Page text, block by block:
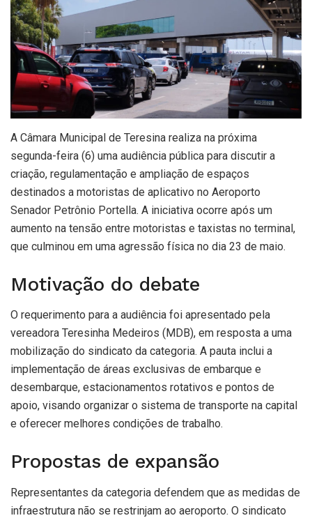
A Câmara Municipal de Teresina realiza na próxima
segunda-feira (6) uma audiência pública para discutir a
criação, regulamentação e ampliação de espaços
destinados a motoristas de aplicativo no Aeroporto
Senador Petrônio Portella. A iniciativa ocorre após um
aumento na tensão entre motoristas e taxistas no terminal,
que culminou em uma agressão física no dia 23 de maio.
Motivação do debate
O requerimento para a audiência foi apresentado pela
vereadora Teresinha Medeiros (MDB), em resposta a uma
mobilização do sindicato da categoria. A pauta inclui a
implementação de áreas exclusivas de embarque e
desembarque, estacionamentos rotativos e pontos de
apoio, visando organizar o sistema de transporte na capital
e oferecer melhores condições de trabalho.
Propostas de expansão
Representantes da categoria defendem que as medidas de
infraestrutura não se restrinjam ao aeroporto. O sindicato